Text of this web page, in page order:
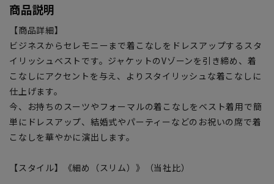
商品説明
【商品詳細】
ビジネスからセレモニーまで着こなしをドレスアップするスタ
イリッシュベストです。ジャケットのVゾーンを引き締め、着
こなしにアクセントを与え、よりスタイリッシュな着こなしに
仕上げます。
今、お持ちのスーツやフォーマルの着こなしをベスト着用で簡
単にドレスアップ、結婚式やパーティーなどのお祝いの席で着
こなしを華やかに演出します。
【スタイル】《細め（スリム）》（当社比）